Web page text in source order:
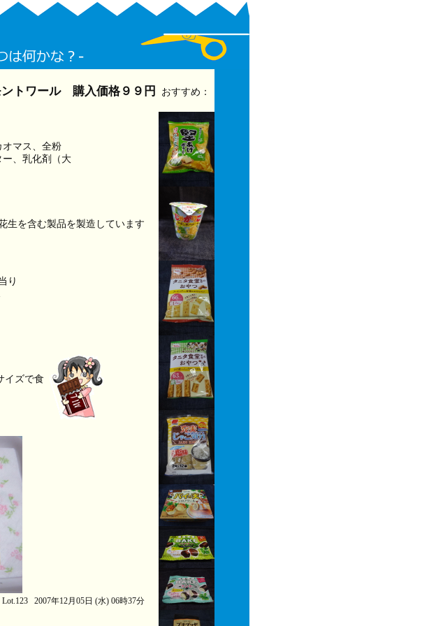
トワール 購入価格９９円
おすすめ：
マス、全粉
、乳化剤（大
生を含む製品を製造しています
り
イズで食
Lot.123 2007年12月05日 (水) 06時37分